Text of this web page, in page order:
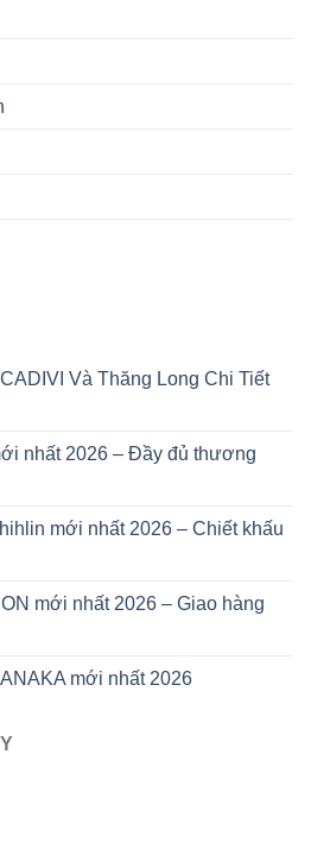
Và Thăng Long Chi Tiết
nhất 2026 – Đầy đủ thương
mới nhất 2026 – Chiết khấu
mới nhất 2026 – Giao hàng
mới nhất 2026